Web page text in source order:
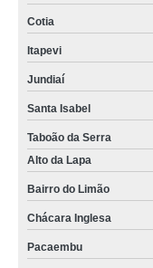
Cotia
Itapevi
Jundiaí
Santa Isabel
Taboão da Serra
Alto da Lapa
Bairro do Limão
Chácara Inglesa
Pacaembu